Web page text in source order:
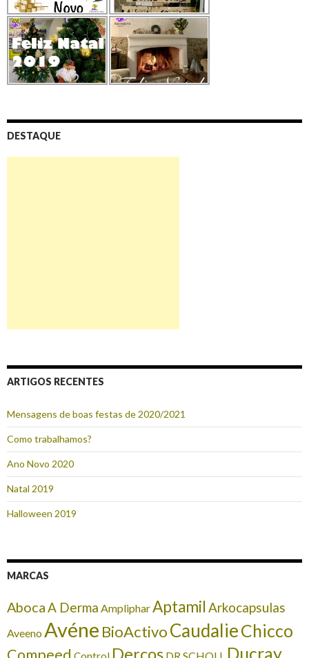
DESTAQUE
ARTIGOS RECENTES
Mensagens de boas festas de 2020/2021
Como trabalhamos?
Ano Novo 2020
Natal 2019
Halloween 2019
MARCAS
AbocaA Derma AmplipharAptamil Arkocapsulas
Aveeno Avéne BioActivoCaudalieChicco
Compeed Dercos DR SCHOLL Ducray